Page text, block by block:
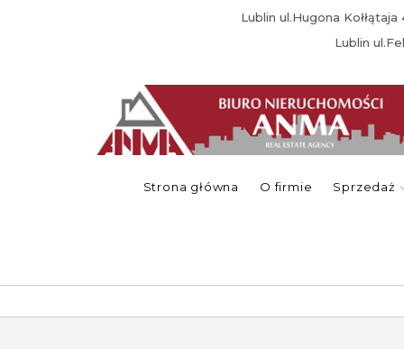
Lublin ul.Hugona
Lublin
Strona główna O firmie Sprzedaż